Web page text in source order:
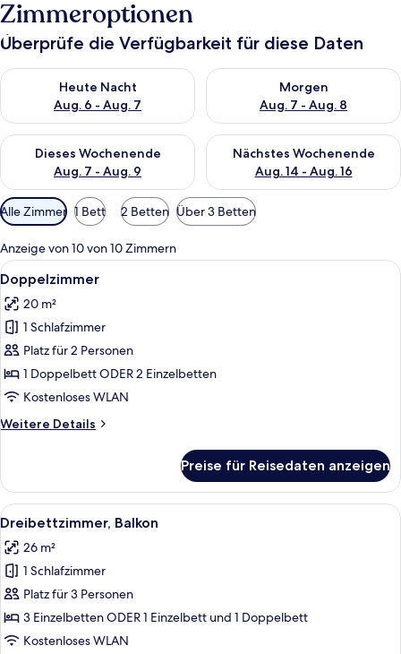
Zimmeroptionen
Überprüfe die Verfügbarkeit für diese Daten
Heute Nacht
Aug. 6 - Aug. 7
Überprüfe die Verfügbarkeit für heute Nacht, Aug. 6 - Aug. 7.
Morgen
Aug. 7 - Aug. 8
Überprüfe die Verfügbarkeit
Dieses Wochenende
Aug. 7 - Aug. 9
Überprüfe die Verfügbarkeit für dieses Wochenende, Aug. 7
Nächstes Wochenende
Aug. 14 - Aug. 16
Überprüfe die Verfügbarkeit
Verfügbare
Filter
für
Zimmer
Alle Zimmer 1 Bett 2 Betten Über 3 Betten
Anzeige von 10 von 10 Zimmern
Alle
Fotos
für
Doppelzimmer
anzeigen
Ein Hotelzimmer mit Bett,
9
Doppelzimmer
20 m²
1 Schlafzimmer
Platz für 2 Personen
1 Doppelbett ODER 2 Einzelbetten
Kostenloses WLAN
Weitere Details
Weitere
Preise für Reisedaten anzeigen
Alle
Fotos
für
Dreibettzimmer,
Balkon
anzeigen
Ein Hotelzimmer mit Bett,
6
Dreibettzimmer, Balkon
26 m²
1 Schlafzimmer
Platz für 3 Personen
3 Einzelbetten ODER 1 Einzelbett und 1 Doppelbett
Kostenloses WLAN